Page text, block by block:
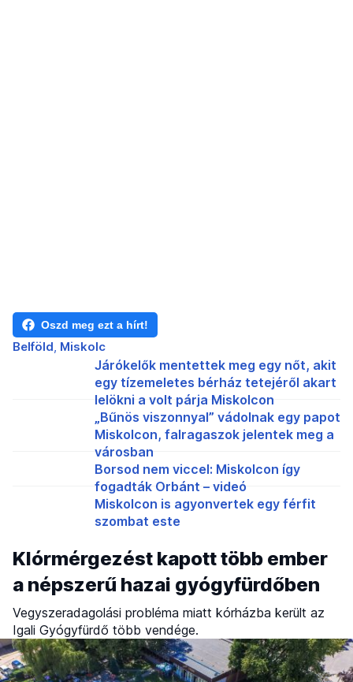
Oszd meg ezt a hírt!
Belföld Miskolc
Járókelők mentettek meg egy nőt, akit
egy tízemeletes bérház tetejéről akart
lelökni a volt párja Miskolcon
„Bűnös viszonnyal” vádolnak egy papot
Miskolcon, falragaszok jelentek meg a
városban
Borsod nem viccel: Miskolcon így
fogadták Orbánt – videó
Miskolcon is agyonvertek egy férfit
szombat este
Klórmérgezést kapott több ember
a népszerű hazai gyógyfürdőben
Vegyszeradagolási probléma miatt kórházba került az
Igali Gyógyfürdő több vendége.